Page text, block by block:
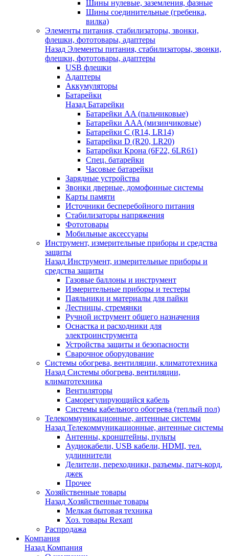
Шины нулевые, заземления, фазные
Шины соединительные (гребенка,
вилка)
Элементы питания, стабилизаторы, звонки,
флешки, фототовары, адаптеры
Назад Элементы питания, стабилизаторы, звонки,
флешки, фототовары, адаптеры
USB флешки
Адаптеры
Аккумуляторы
Батарейки
Назад Батарейки
Батарейки AA (пальчиковые)
Батарейки AAA (мизинчиковые)
Батарейки C (R14, LR14)
Батарейки D (R20, LR20)
Батарейки Крона (6F22, 6LR61)
Спец. батарейки
Часовые батарейки
Зарядные устройства
Звонки дверные, домофонные системы
Карты памяти
Источники бесперебойного питания
Стабилизаторы напряжения
Фототовары
Мобильные аксессуары
Инструмент, измерительные приборы и средства
защиты
Назад Инструмент, измерительные приборы и
средства защиты
Газовые баллоны и инструмент
Измерительные приборы и тестеры
Паяльники и материалы для пайки
Лестницы, стремянки
Ручной иструмент общего назначения
Оснастка и расходники для
электроинструмента
Устройства защиты и безопасности
Сварочное оборудование
Системы обогрева, вентиляции, климатотехника
Назад Системы обогрева, вентиляции,
климатотехника
Вентиляторы
Саморегулирующийся кабель
Системы кабельного обогрева (теплый пол)
Телекоммуникационные, антенные системы
Назад Телекоммуникационные, антенные системы
Антенны, кронштейны, пульты
Аудиокабели, USB кабели, HDMI, тел.
удлиннители
Делители, переходники, разъемы, патч-корд,
джек
Прочее
Хозяйственные товары
Назад Хозяйственные товары
Мелкая бытовая техника
Хоз. товары Rexant
Распродажа
Компания
Назад Компания